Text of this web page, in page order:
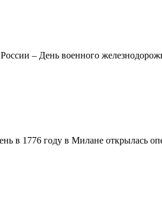
– День военного
в 1776 году в Милане открылась